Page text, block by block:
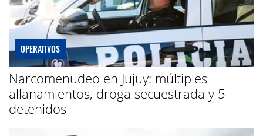
OPERATIVOS
Narcomenudeo en Jujuy: múltiples
allanamientos, droga secuestrada y 5
detenidos